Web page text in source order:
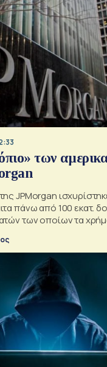
των
JPMorgan
πάνω από 100 εκατ.
των οποίων τα